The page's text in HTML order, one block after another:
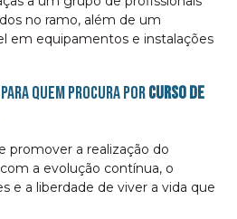
no ramo, além de um
em equipamentos e instalações
quem procura porcurso de
promover a realização do
a evolução contínua, o
e a liberdade de viver a vida que